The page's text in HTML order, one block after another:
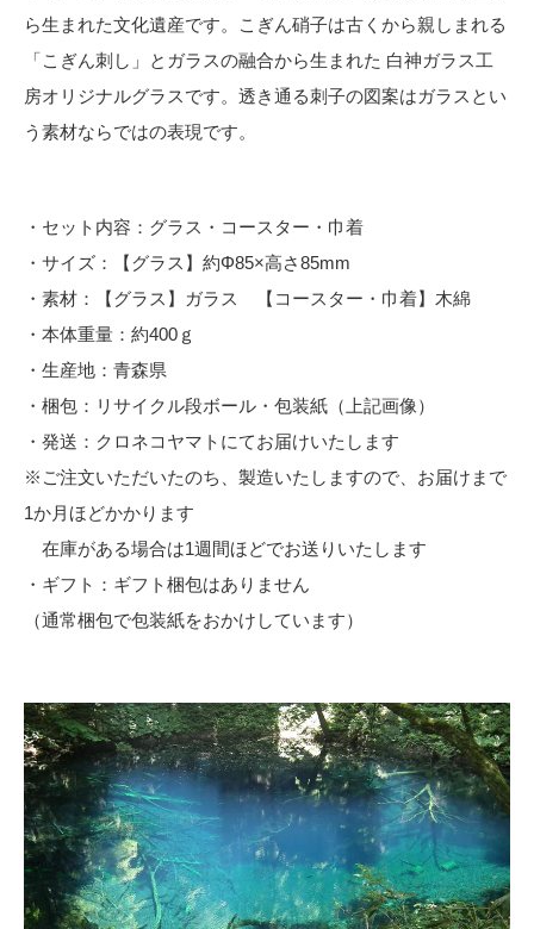
ら生まれた文化遺産です。こぎん硝子は古くから親しまれる
「こぎん刺し」とガラスの融合から生まれた 白神ガラス工
房オリジナルグラスです。透き通る刺子の図案はガラスとい
う素材ならではの表現です。
・セット内容：グラス・コースター・巾着
・サイズ：【グラス】約Φ85×高さ85mm
・素材：【グラス】ガラス 【コースター・巾着】木綿
・本体重量：約400ｇ
・生産地：青森県
・梱包：リサイクル段ボール・包装紙（上記画像）
・発送：クロネコヤマトにてお届けいたします
※ご注文いただいたのち、製造いたしますので、お届けまで
1か月ほどかかります
在庫がある場合は1週間ほどでお送りいたします
・ギフト：ギフト梱包はありません
（通常梱包で包装紙をおかけしています）